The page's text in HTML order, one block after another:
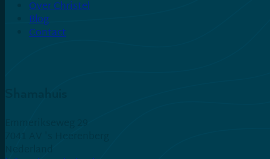
Over Christel
Blog
Contact